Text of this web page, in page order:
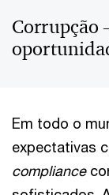
Corrupção
Em todo o
expectativas
compliance